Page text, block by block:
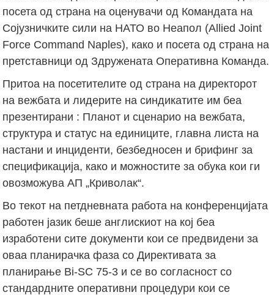
посета од страна на оценувачи од Командата на
Сојузничките сили на НАТО во Неапол (Allied Joint
Force Command Naples), како и посета од страна на
претставници од Здружената Оперативна Команда.
Притоа на посетителите од страна на директорот
на вежбата и лидерите на синдикатите им беа
презентирани : Планот и сценарио на вежбата,
структура и статус на единиците, главна листа на
настани и инциденти, безбедносен и брифинг за
спецификација, како и можностите за обука кои ги
овозможува АП „Криволак“.
Во текот на петдневната работа на конференцијата
работен јазик беше англискиот на кој беа
изработени сите документи кои се предвидени за
оваа планирачка фаза со Директивата за
планирање Bi-SC 75-3 и се во согласност со
стандардните оперативни процедури кои се